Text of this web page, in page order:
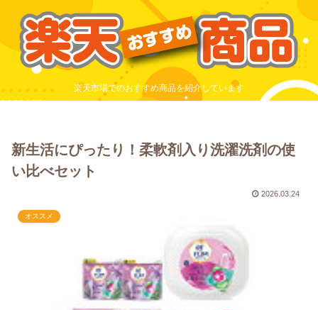
楽天市場でのおすすめ商品を紹介しています
新生活にぴったり！柔軟剤入り洗濯洗剤の使
い比べセット
2026.03.24
オススメ